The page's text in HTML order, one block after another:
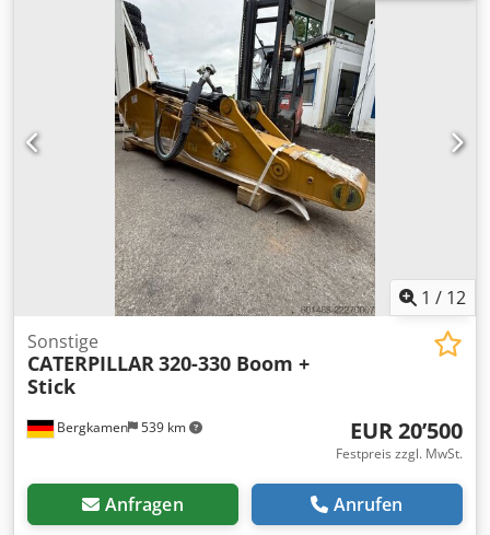
Schnellwechselvorrichtung, Standard-Schaufel
Radlader Baujahr 2016 Gabel + Schaufel + Schnellwechsler
3 x hydraulischer Steuerkreis Schaufelbreite: 185 cm
Auskipphöhe: 3,10 m Credszidgqjpfx Afdjf Bauhöhe: ca.
1 / 12
Bergkamen 539 km
Sonstige
CATERPILLAR320-330 Boom +
Stick
EUR 20’500
Festpreis zzgl. MwSt.
Anfragen Anrufen